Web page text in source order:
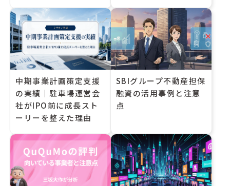
中期事業計画策定支援
の実績｜駐車場運営会
社がIPO前に成長スト
ーリーを整えた理由
SBIグループ不動産担保
融資の活用事例と注意
点